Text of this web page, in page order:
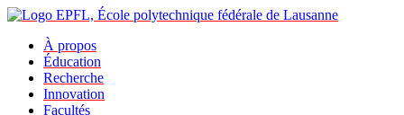
À propos
Éducation
Recherche
Innovation
Facultés